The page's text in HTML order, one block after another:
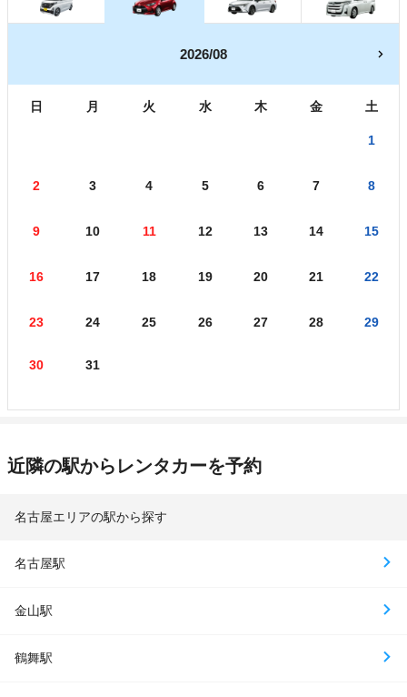
2026/08
日 月 火 水 木 金 土
1
2 3 4 5 6 7 8
9 10 11 12 13 14 15
16 17 18 19 20 21 22
23 24 25 26 27 28 29
30 31
近隣の駅からレンタカーを予約
名古屋エリアの駅から探す
名古屋駅
金山駅
鶴舞駅